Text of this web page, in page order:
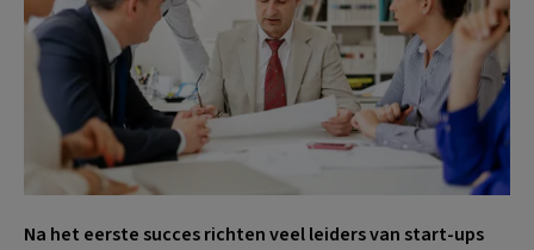
Na het eerste succes richten veel leiders van start-ups